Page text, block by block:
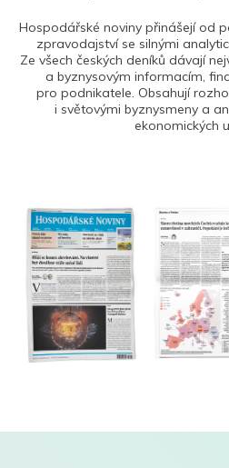
Hospodářské noviny přinášejí od
zpravodajství se silnými
Ze všech českých deníků dávají
a byznysovým informacím,
pro podnikatele. Obsahují
i světovými byznysmeny a
ekonomických